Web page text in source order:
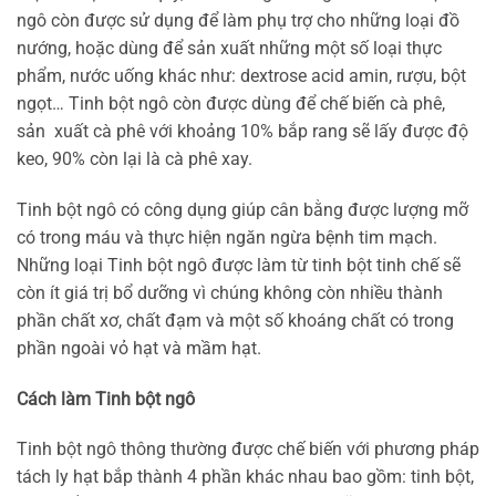
ngô còn được sử dụng để làm phụ trợ cho những loại đồ
nướng, hoặc dùng để sản xuất những một số loại thực
phẩm, nước uống khác như: dextrose acid amin, rượu, bột
ngọt… Tinh bột ngô còn được dùng để chế biến cà phê,
sản xuất cà phê với khoảng 10% bắp rang sẽ lấy được độ
keo, 90% còn lại là cà phê xay.
Tinh bột ngô có công dụng giúp cân bằng được lượng mỡ
có trong máu và thực hiện ngăn ngừa bệnh tim mạch.
Những loại Tinh bột ngô được làm từ tinh bột tinh chế sẽ
còn ít giá trị bổ dưỡng vì chúng không còn nhiều thành
phần chất xơ, chất đạm và một số khoáng chất có trong
phần ngoài vỏ hạt và mầm hạt.
Cách làm Tinh bột ngô
Tinh bột ngô thông thường được chế biến với phương pháp
tách ly hạt bắp thành 4 phần khác nhau bao gồm: tinh bột,